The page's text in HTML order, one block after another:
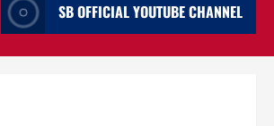
SB OFFICIAL YOUTUBE CHANNEL